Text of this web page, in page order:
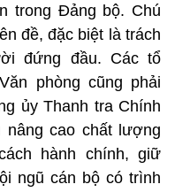
trong Đảng bộ. Chú
đề, đặc biệt là trách
đứng đầu. Các tổ
phòng cũng phải
ủy Thanh tra Chính
nâng cao chất lượng
hành chính, giữ
ngũ cán bộ có trình